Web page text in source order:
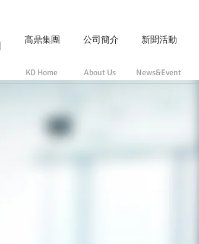
高鼎集團 公司簡介 新聞活動
KD Home About Us News&Event